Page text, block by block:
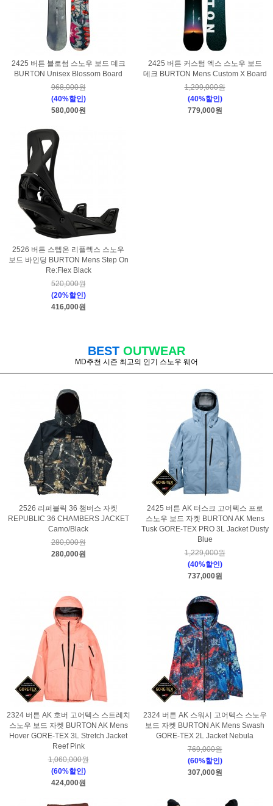
2425 버튼 블로썸 스노우 보드 데크
BURTON Unisex Blossom Board
968,000원
(40%할인)
580,000원
2425 버튼 커스텀 엑스 스노우 보드
데크 BURTON Mens Custom X Board
1,299,000원
(40%할인)
779,000원
2526 버튼 스텝온 리플렉스 스노우
보드 바인딩 BURTON Mens Step On
Re:Flex Black
520,000원
(20%할인)
416,000원
BEST OUTWEAR
MD추천 시즌 최고의 인기 스노우 웨어
2526 리퍼블릭 36 챔버스 자켓
REPUBLIC 36 CHAMBERS JACKET
Camo/Black
280,000원
280,000원
2425 버튼 AK 터스크 고어텍스 프로
스노우 보드 자켓 BURTON AK Mens
Tusk GORE-TEX PRO 3L Jacket Dusty
Blue
1,229,000원
(40%할인)
737,000원
2324 버튼 AK 호버 고어텍스 스트레치
스노우 보드 자켓 BURTON AK Mens
Hover GORE-TEX 3L Stretch Jacket
Reef Pink
1,060,000원
(60%할인)
424,000원
2324 버튼 AK 스워시 고어텍스 스노우
보드 자켓 BURTON AK Mens Swash
GORE-TEX 2L Jacket Nebula
769,000원
(60%할인)
307,000원